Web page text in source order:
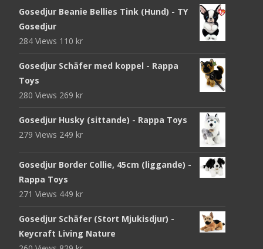
Gosedjur Beanie Bellies Tink (Hund) - TY
Gosedjur
284 Views 110 kr
Gosedjur Schäfer med koppel - Rappa
Toys
280 Views 269 kr
Gosedjur Husky (sittande) - Rappa Toys
279 Views 249 kr
Gosedjur Border Collie, 45cm (liggande) -
Rappa Toys
271 Views 449 kr
Gosedjur Schäfer (Stort Mjukisdjur) -
Keycraft Living Nature